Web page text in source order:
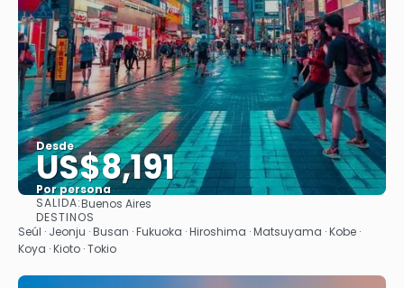
Desde
US$8,191
Por persona
SALIDA:Buenos Aires
DESTINOS
Seúl · Jeonju · Busan · Fukuoka · Hiroshima · Matsuyama · Kobe ·
Koya · Kioto · Tokio